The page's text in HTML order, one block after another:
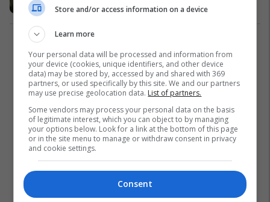
Games 06/02/2019
Store and/or access information on a device
Learn more
Your personal data will be processed and information from
your device (cookies, unique identifiers, and other device
data) may be stored by, accessed by and shared with 369
partners, or used specifically by this site. We and our partners
may use precise geolocation data. List of partners.
Some vendors may process your personal data on the basis
of legitimate interest, which you can object to by managing
your options below. Look for a link at the bottom of this page
or in the site menu to manage or withdraw consent in privacy
and cookie settings.
Consent